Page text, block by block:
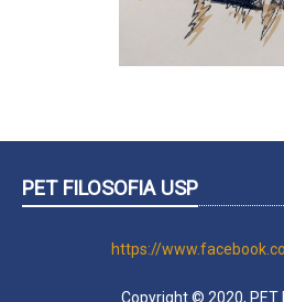
PET FILOSOFIA USP
https://
Copyright © 2020, PET